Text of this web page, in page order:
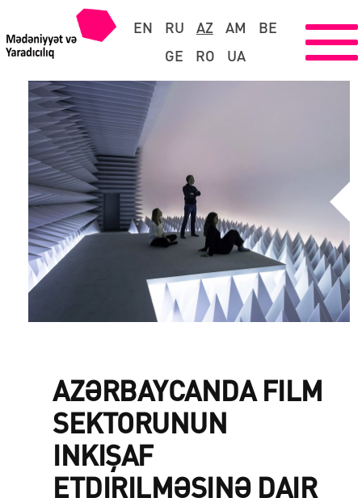
EN RU AZ AM
BE
GE
RO UA
AZƏRBAYCANDA FILM
SEKTORUNUN
INKIŞAF
ETDIRILMƏSINƏ DAIR